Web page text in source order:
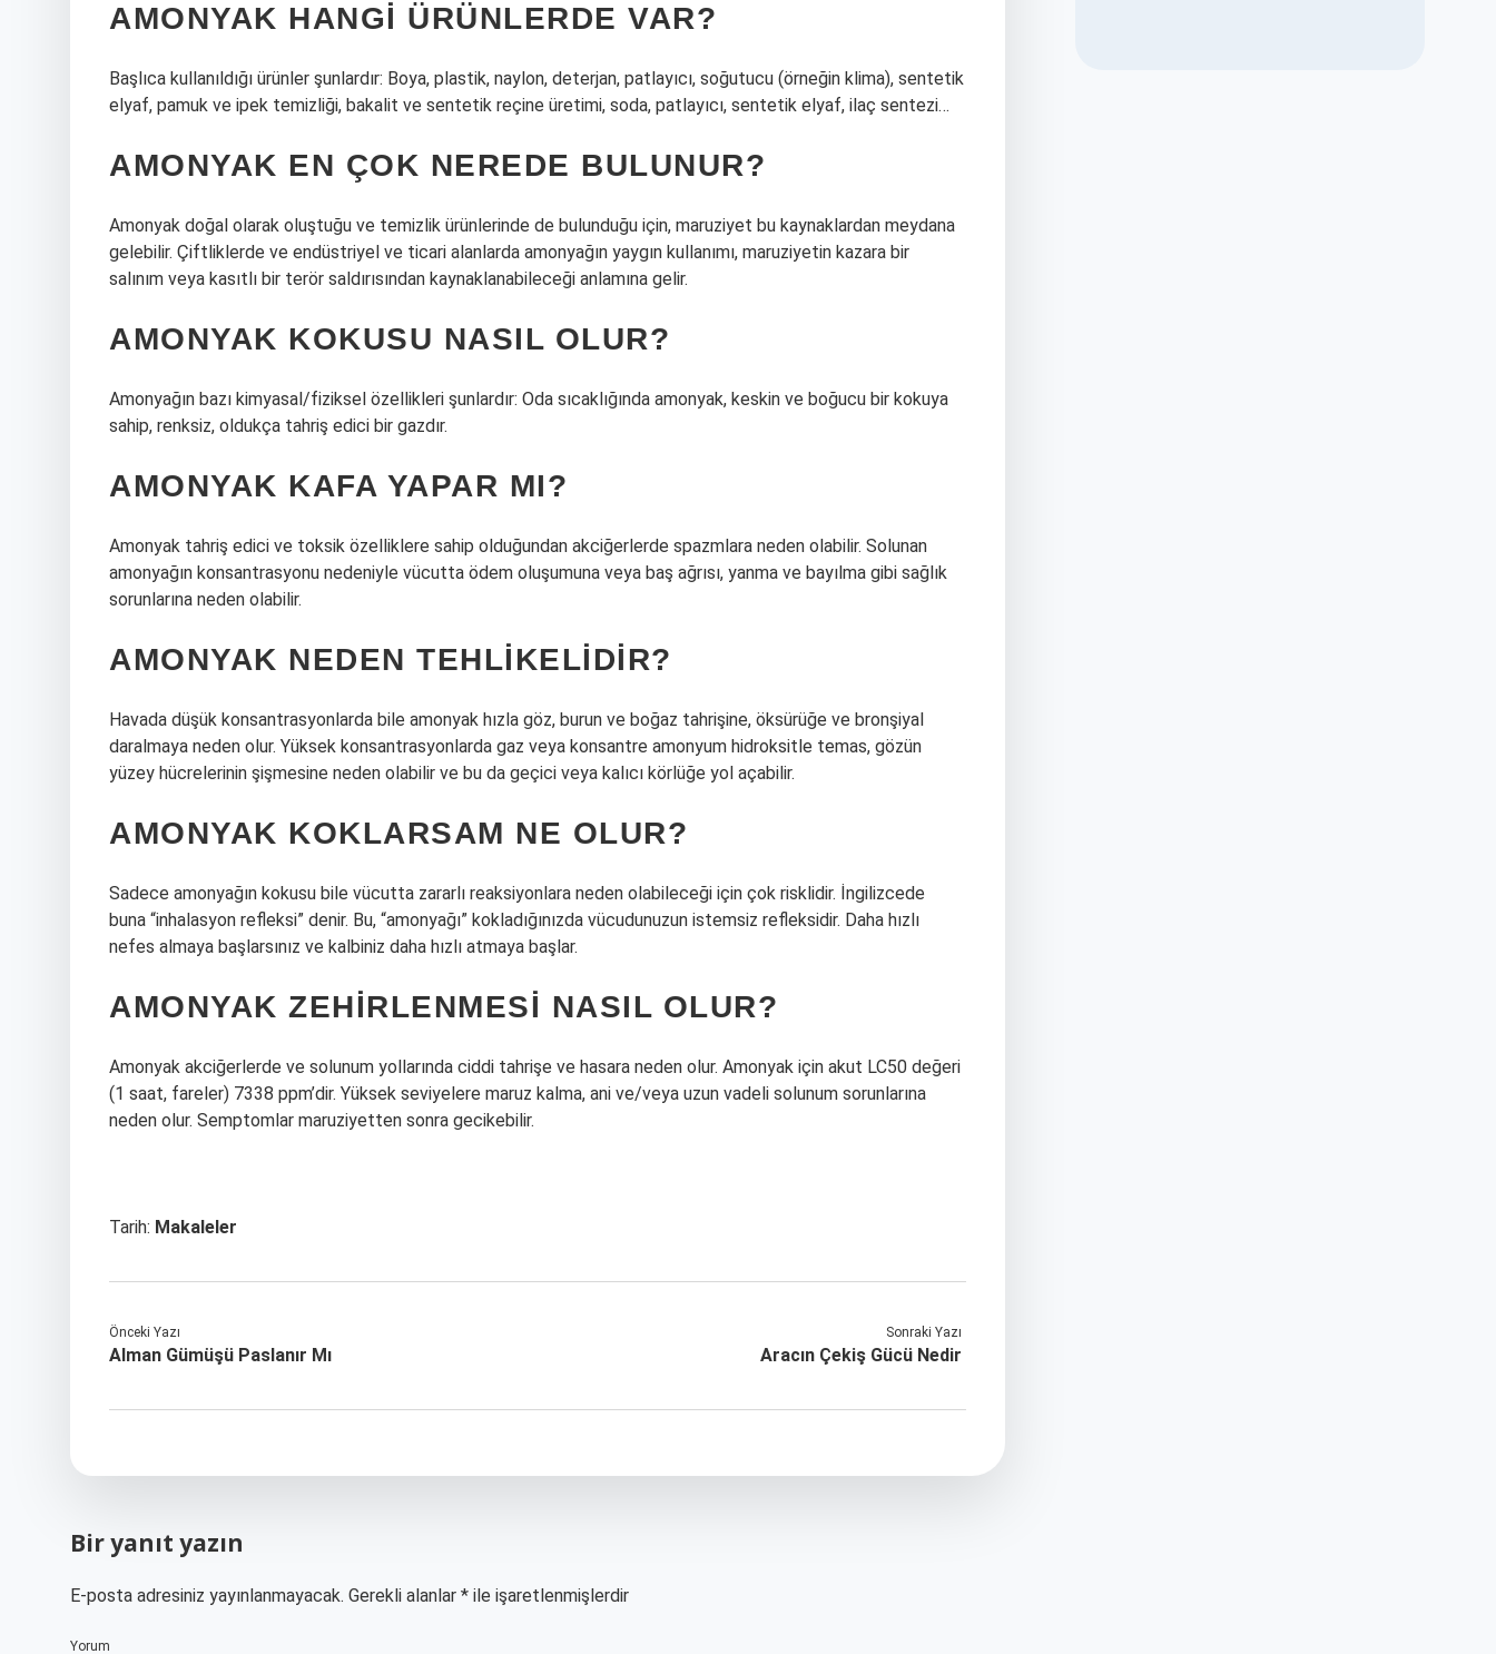
AMONYAK HANGI ÜRÜNLERDE VAR?
Başlıca kullanıldığı ürünler şunlardır: Boya, plastik, naylon, deterjan, patlayıcı, soğutucu (örneğin klima), sentetik
elyaf, pamuk ve ipek temizliği, bakalit ve sentetik reçine üretimi, soda, patlayıcı, sentetik elyaf, ilaç sentezi…
AMONYAK EN ÇOK NEREDE BULUNUR?
Amonyak doğal olarak oluştuğu ve temizlik ürünlerinde de bulunduğu için, maruziyet bu kaynaklardan meydana
gelebilir. Çiftliklerde ve endüstriyel ve ticari alanlarda amonyağın yaygın kullanımı, maruziyetin kazara bir
salınım veya kasıtlı bir terör saldırısından kaynaklanabileceği anlamına gelir.
AMONYAK KOKUSU NASIL OLUR?
Amonyağın bazı kimyasal/fiziksel özellikleri şunlardır: Oda sıcaklığında amonyak, keskin ve boğucu bir kokuya
sahip, renksiz, oldukça tahriş edici bir gazdır.
AMONYAK KAFA YAPAR MI?
Amonyak tahriş edici ve toksik özelliklere sahip olduğundan akciğerlerde spazmlara neden olabilir. Solunan
amonyağın konsantrasyonu nedeniyle vücutta ödem oluşumuna veya baş ağrısı, yanma ve bayılma gibi sağlık
sorunlarına neden olabilir.
AMONYAK NEDEN TEHLIKELIDIR?
Havada düşük konsantrasyonlarda bile amonyak hızla göz, burun ve boğaz tahrişine, öksürüğe ve bronşiyal
daralmaya neden olur. Yüksek konsantrasyonlarda gaz veya konsantre amonyum hidroksitle temas, gözün
yüzey hücrelerinin şişmesine neden olabilir ve bu da geçici veya kalıcı körlüğe yol açabilir.
AMONYAK KOKLARSAM NE OLUR?
Sadece amonyağın kokusu bile vücutta zararlı reaksiyonlara neden olabileceği için çok risklidir. İngilizcede
buna “inhalasyon refleksi” denir. Bu, “amonyağı” kokladığınızda vücudunuzun istemsiz refleksidir. Daha hızlı
nefes almaya başlarsınız ve kalbiniz daha hızlı atmaya başlar.
AMONYAK ZEHIRLENMESI NASIL OLUR?
Amonyak akciğerlerde ve solunum yollarında ciddi tahrişe ve hasara neden olur. Amonyak için akut LC50 değeri
(1 saat, fareler) 7338 ppm’dir. Yüksek seviyelere maruz kalma, ani ve/veya uzun vadeli solunum sorunlarına
neden olur. Semptomlar maruziyetten sonra gecikebilir.
Tarih: Makaleler
Önceki Yazı
Alman Gümüşü Paslanır Mı
Sonraki Yazı
Aracın Çekiş Gücü Nedir
Bir yanıt yazın
E-posta adresiniz yayınlanmayacak. Gerekli alanlar * ile işaretlenmişlerdir
Yorum